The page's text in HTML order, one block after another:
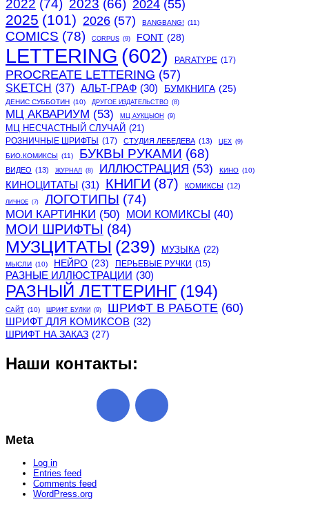
2022 (74) 2023 (66) 2024 (55)
2025 (101) 2026 (57) BANGBANG! (11)
COMICS (78) CORPUS (9) FONT (28)
LETTERING (602) PARATYPE (17)
PROCREATE LETTERING (57)
SKETCH (37) АЛЬТ-ГРАФ (30) БУМКНИГА (25)
ДЕНИС СУББОТИН (10) ДРУГОЕ ИЗДАТЕЛЬСТВО (8)
МЦ АКВАРИУМ (53) МЦ АУКЦЫОН (9)
МЦ НЕСЧАСТНЫЙ СЛУЧАЙ (21)
РОЗНИЧНЫЕ ШРИФТЫ (17) СТУДИЯ ЛЕБЕДЕВА (13) ЦЕХ (9)
БИО.КОМИКСЫ (11) БУКВЫ РУКАМИ (68)
ВИДЕО (13) ЖУРНАЛ (8) ИЛЛЮСТРАЦИЯ (53) КИНО (10)
КИНОЦИТАТЫ (31) КНИГИ (87) КОМИКСЫ (12)
ЛИЧНОЕ (7) ЛОГОТИПЫ (74)
МОИ КАРТИНКИ (50) МОИ КОМИКСЫ (40)
МОИ ШРИФТЫ (84)
МУЗЦИТАТЫ (239) МУЗЫКА (22)
МЫСЛИ (10) НЕЙРО (23) ПЕРЬЕВЫЕ РУЧКИ (15)
РАЗНЫЕ ИЛЛЮСТРАЦИИ (30)
РАЗНЫЙ ЛЕТТЕРИНГ (194)
САЙТ (10) ШРИФТ БУЛКИ (9) ШРИФТ В РАБОТЕ (60)
ШРИФТ ДЛЯ КОМИКСОВ (32)
ШРИФТ НА ЗАКАЗ (27)
Наши контакты:
Meta
Log in
Entries feed
Comments feed
WordPress.org